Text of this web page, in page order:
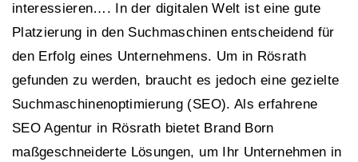
interessieren…. In der digitalen Welt ist eine gute
Platzierung in den Suchmaschinen entscheidend für
den Erfolg eines Unternehmens. Um in Rösrath
gefunden zu werden, braucht es jedoch eine gezielte
Suchmaschinenoptimierung (SEO). Als erfahrene
SEO Agentur in Rösrath bietet Brand Born
maßgeschneiderte Lösungen, um Ihr Unternehmen in